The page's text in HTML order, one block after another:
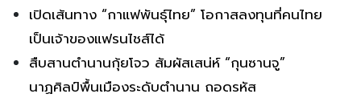
เปิดเส้นทาง “กาแฟพันธุ์ไทย” โอกาสลงทุนที่คนไทย
เป็นเจ้าของแฟรนไชส์ได้
สืบสานตำนานกุ้ยโจว สัมผัสเสน่ห์ “กุนซานจู”
นาฏศิลป์พื้นเมืองระดับตำนาน ถอดรหัส